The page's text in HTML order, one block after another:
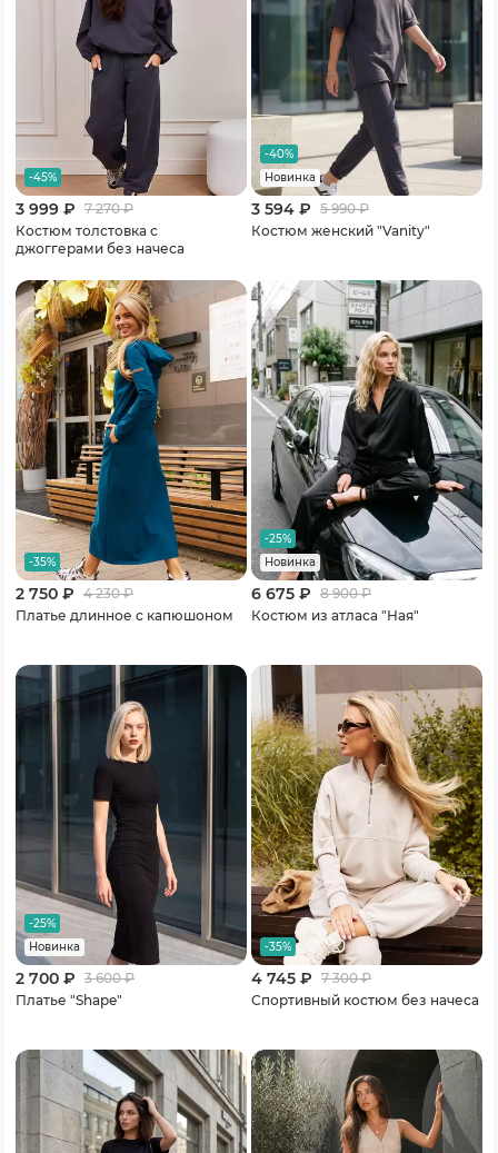
-45%
3 999 ₽ 7 270₽
Костюм толстовка с
джоггерами без начеса
-40%
Новинка
3 594 ₽ 5 990₽
Костюм женский "Vanity"
-35%
2 750 ₽ 4 230₽
Платье длинное с капюшоном
-25%
Новинка
6 675 ₽ 8 900₽
Костюм из атласа "Ная"
-25%
Новинка
2 700 ₽ 3 600₽
Платье "Shape"
-35%
4 745 ₽ 7 300₽
Спортивный костюм без начеса